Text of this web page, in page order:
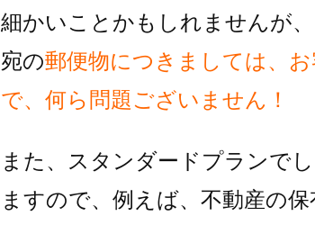
細かいことかもしれませんが
宛の郵便物につきましては、
で、何ら問題ございません！
また、スタンダードプランで
ますので、 例えば、不動産の